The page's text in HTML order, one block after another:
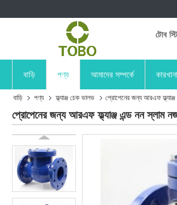
টোব
বাড়ি পণ্য আমাদের সম্পর্কে
বাড়ি পণ্য ফ্ল্যাঞ্জ চেক ভালভ প্রোপেনের জন্য আরএফ
প্রোপেনের জন্য আরএফ ফ্ল্যাঞ্জ এন্ড নন